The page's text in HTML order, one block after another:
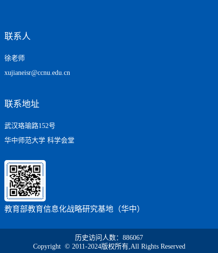
联系人
徐老师
xujianeisr@ccnu.edu.cn
联系地址
武汉珞瑜路152号
华中师范大学 科学会堂
教育部教育信息化战略研究基地（华中）
历史访问人数： 886067
Copyright © 2011-2024版权所有,All Rights Reserved